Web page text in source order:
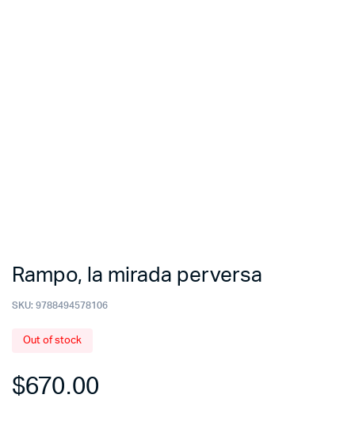
Rampo, la mirada perversa
SKU: 9788494578106
Out of stock
$670.00